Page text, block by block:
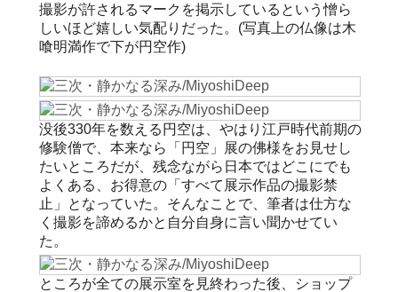
撮影が許されるマークを掲示しているという憎ら
しいほど嬉しい気配りだった。(写真上の仏像は木
喰明満作で下が円空作)
没後330年を数える円空は、やはり江戸時代前期の
修験僧で、本来なら「円空」展の佛様をお見せし
たいところだが、残念ながら日本ではどこにでも
よくある、お得意の「すべて展示作品の撮影禁
止」となっていた。そんなことで、筆者は仕方な
く撮影を諦めるかと自分自身に言い聞かせてい
た。
ところが全ての展示室を見終わった後、ショップ